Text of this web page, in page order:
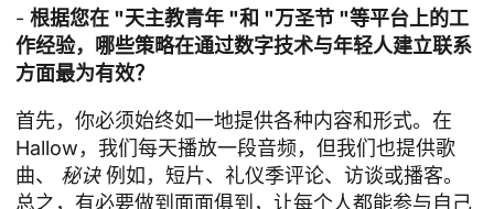
- 根据您在 "天主教青年 "和 "万圣节 "等平台上的工
作经验，哪些策略在通过数字技术与年轻人建立联系
方面最为有效？
首先，你必须始终如一地提供各种内容和形式。在
Hallow，我们每天播放一段音频，但我们也提供歌
曲、 秘诀例如，短片、礼仪季评论、访谈或播客。
总之，有必要做到面面俱到，让每个人都能参与自己